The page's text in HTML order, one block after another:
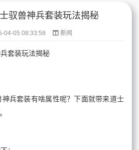
驭兽神兵套装玩法揭秘
04-05 08:33:58 新闻
套装玩法揭秘
兵套装有啥属性呢？下面就带来道士